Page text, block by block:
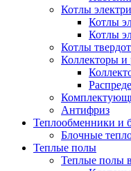
Котлы
Котлы
Котлы
Котлы
Коллекторы и
Антифриз
Теплообменники и
Блочные
Теплые полы
Теплые полы